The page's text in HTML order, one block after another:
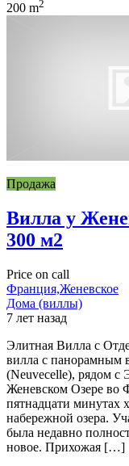
200 m2
Продажа
Вилла у
300 м2
Price on call
Франция,Женевское
Дома (виллы)
7 лет назад
Элитная Вилла с
вилла с панорамным
(Neuvecelle), рядом с
Женевском Озере во
пятнадцати минутах
набережной озера.
была недавно
новое. Прихожая […]